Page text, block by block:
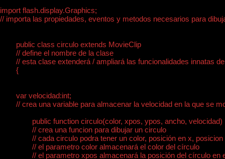
import flash.display.Graphics;
// importa las propiedades, eventos y metodos necesarios para